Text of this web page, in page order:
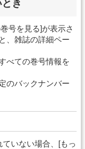
き
号を見る]が表示さ
、雑誌の詳細ペー
べての巻号情報を
のバックナンバー
いない場合、[もっ